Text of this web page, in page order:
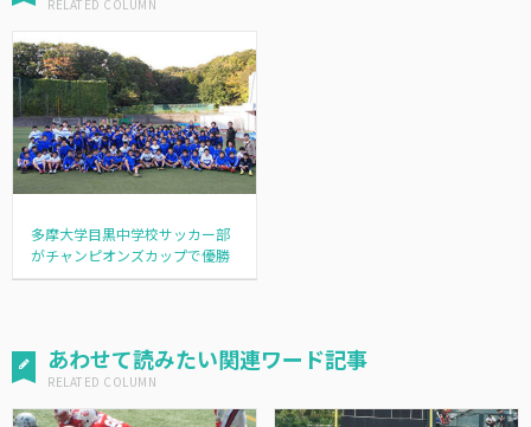
多摩大学目黒中学校サッカー部
がチャンピオンズカップで優勝
あわせて読みたい関連ワード記事